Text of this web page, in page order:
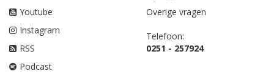
Youtube
Instagram
RSS
Podcast
Overige vragen
Telefoon:
0251 - 257924